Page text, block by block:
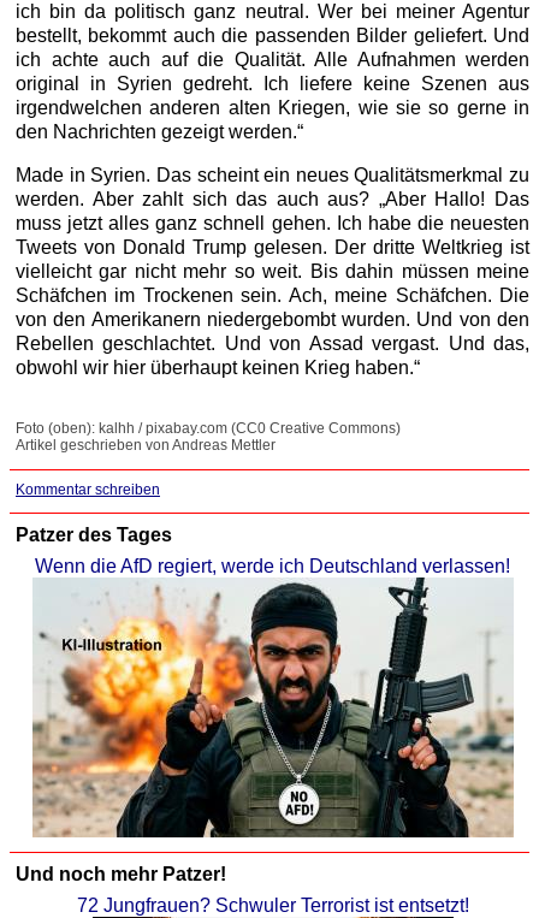
ich bin da politisch ganz neutral. Wer bei meiner Agentur
bestellt, bekommt auch die passenden Bilder geliefert. Und
ich achte auch auf die Qualität. Alle Aufnahmen werden
original in Syrien gedreht. Ich liefere keine Szenen aus
irgendwelchen anderen alten Kriegen, wie sie so gerne in
den Nachrichten gezeigt werden.“
Made in Syrien. Das scheint ein neues Qualitätsmerkmal zu
werden. Aber zahlt sich das auch aus? „Aber Hallo! Das
muss jetzt alles ganz schnell gehen. Ich habe die neuesten
Tweets von Donald Trump gelesen. Der dritte Weltkrieg ist
vielleicht gar nicht mehr so weit. Bis dahin müssen meine
Schäfchen im Trockenen sein. Ach, meine Schäfchen. Die
von den Amerikanern niedergebombt wurden. Und von den
Rebellen geschlachtet. Und von Assad vergast. Und das,
obwohl wir hier überhaupt keinen Krieg haben.“
Foto (oben): kalhh / pixabay.com (CC0 Creative Commons)
Artikel geschrieben von Andreas Mettler
Kommentar schreiben
Patzer des Tages
Wenn die AfD regiert, werde ich Deutschland verlassen!
Und noch mehr Patzer!
72 Jungfrauen? Schwuler Terrorist ist entsetzt!